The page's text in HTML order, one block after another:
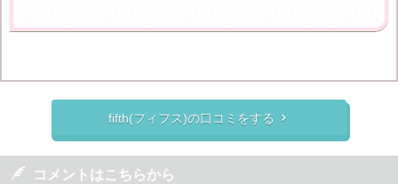
fifth(フィフス)の口コミをする 
 コメントはこちらから